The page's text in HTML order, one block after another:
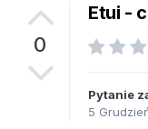
0
Etui -
Pytanie
5